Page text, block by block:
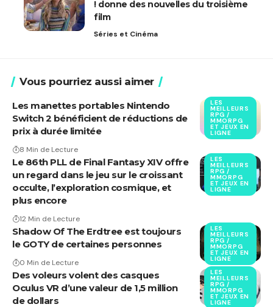
! donne des nouvelles du troisième
film
Séries et Cinéma
Vous pourriez aussi aimer
LES
MEILLEURS
RPG /
MMORPG
ET JEUX EN
LIGNE
Les manettes portables Nintendo
Switch 2 bénéficient de réductions de
prix à durée limitée
8 Min de Lecture
LES
MEILLEURS
RPG /
MMORPG
ET JEUX EN
LIGNE
Le 86th PLL de Final Fantasy XIV offre
un regard dans le jeu sur le croissant
occulte, l’exploration cosmique, et
plus encore
12 Min de Lecture
LES
MEILLEURS
RPG /
MMORPG
ET JEUX EN
LIGNE
Shadow Of The Erdtree est toujours
le GOTY de certaines personnes
0 Min de Lecture
LES
MEILLEURS
RPG /
MMORPG
ET JEUX EN
LIGNE
Des voleurs volent des casques
Oculus VR d’une valeur de 1,5 million
de dollars